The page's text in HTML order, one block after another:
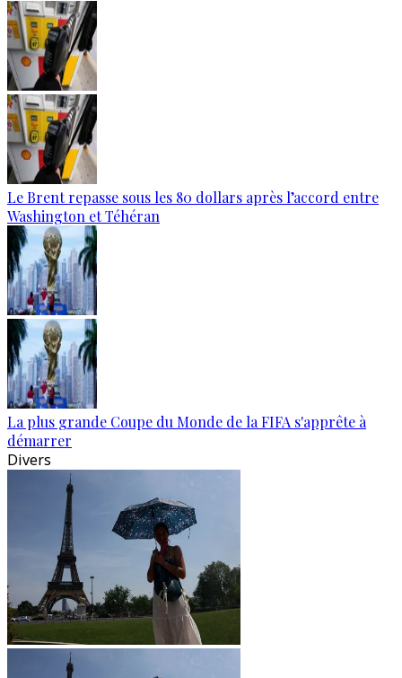
Le Brent repasse sous les 80 dollars après l’accord entre
Washington et Téhéran
La plus grande Coupe du Monde de la FIFA s'apprête à
démarrer
Divers